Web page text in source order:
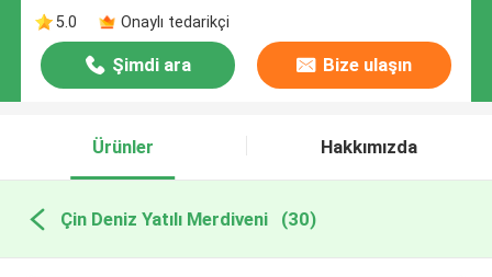
5.0
Onaylı tedarikçi
Şimdi ara Bize ulaşın
Ürünler Hakkımızda
Çin Deniz Yatılı Merdiveni (30)